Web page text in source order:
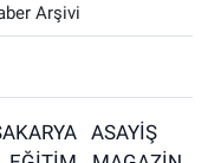
Arşivi
ASAYİŞ